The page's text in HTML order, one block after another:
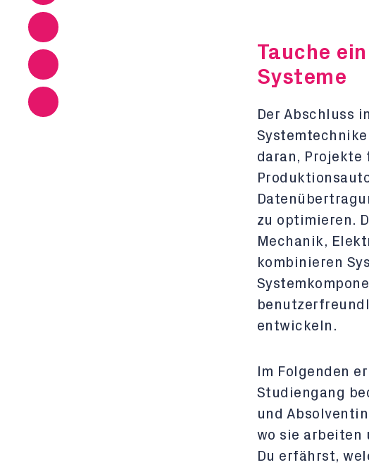
Tauche
Systeme
Der Abschluss
daran, Projekte
zu optimieren.
Mechanik,
kombinieren
entwickeln.
Im Folgenden
Studiengang
und
wo sie arbeiten
Du erfährst,